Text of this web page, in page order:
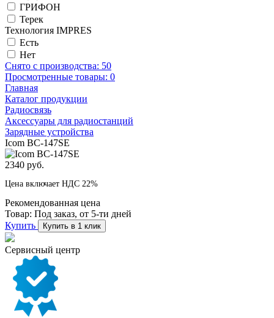
ГРИФОН
Терек
Технология IMPRES
Есть
Нет
Снято с производства: 50
Просмотренные товары: 0
Главная
Каталог продукции
Радиосвязь
Аксессуары для радиостанций
Зарядные устройства
Icom BC-147SE
2340 руб.
Цена включает НДС 22%
Рекомендованная цена
Товар: Под заказ, от 5-ти дней
Купить
Купить в 1 клик
Сервисный центр